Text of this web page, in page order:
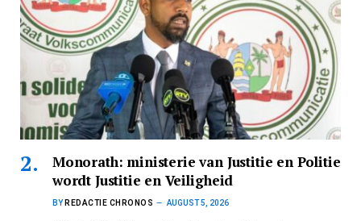
Monorath: ministerie van Justitie en Politie
wordt Justitie en Veiligheid
BY REDACTIE CHRONOS AUGUST 5, 2026